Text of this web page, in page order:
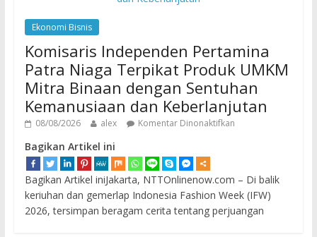
Ekonomi Bisnis
Komisaris Independen Pertamina
Patra Niaga Terpikat Produk UMKM
Mitra Binaan dengan Sentuhan
Kemanusiaan dan Keberlanjutan
08/08/2026 alex Komentar Dinonaktifkan
Bagikan Artikel ini
Bagikan Artikel iniJakarta, NTTOnlinenow.com – Di balik
keriuhan dan gemerlap Indonesia Fashion Week (IFW)
2026, tersimpan beragam cerita tentang perjuangan